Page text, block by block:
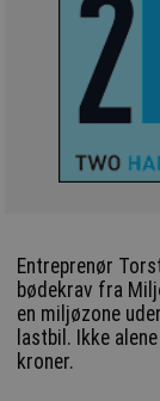
Entreprenør
bødekrav fra
en miljøzone
lastbil. Ikke
kroner.